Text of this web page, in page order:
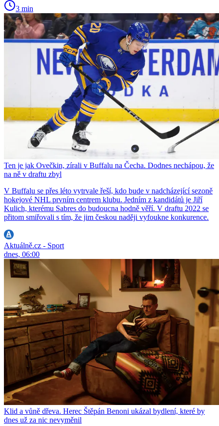
3 min
Ten je jak Ovečkin, zírali v Buffalu na Čecha. Dodnes nechápou, že
na ně v draftu zbyl
V Buffalu se přes léto vytrvale řeší, kdo bude v nadcházející sezoně
hokejové NHL prvním centrem klubu. Jedním z kandidátů je Jiří
Kulich, kterému Sabres do budoucna hodně věří. V draftu 2022 se
přitom smiřovali s tím, že jim českou naději vyfoukne konkurence.
Aktuálně.cz - Sport
dnes, 06:00
Klid a vůně dřeva. Herec Štěpán Benoni ukázal bydlení, které by
dnes už za nic nevyměnil